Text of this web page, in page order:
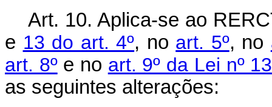
Art. 10. Aplica-se ao
e 13 do art. 4º, no art. 5º, no
art. 8ºe no art. 9º da Lei nº
as seguintes alterações: